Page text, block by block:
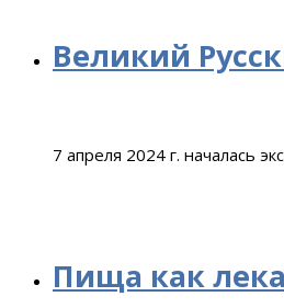
Великий
7 апреля 2024 г. началась
Пища как